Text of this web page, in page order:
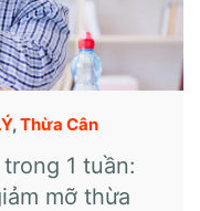
,Thừa Cân
1 tuần:
mỡ thừa